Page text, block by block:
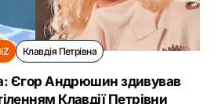
Клавдія Петрівна
Єгор Андрюшин здивував
Клавдії Петрівни